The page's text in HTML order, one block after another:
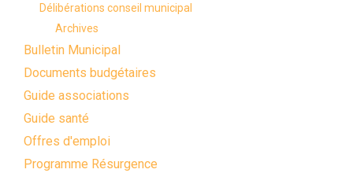
Délibérations conseil municipal
Archives
Bulletin Municipal
Documents budgétaires
Guide associations
Guide santé
Offres d'emploi
Programme Résurgence